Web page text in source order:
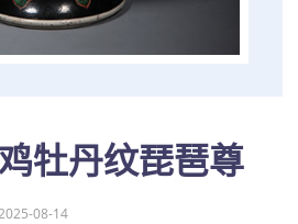
牡丹纹琵琶尊
08-14